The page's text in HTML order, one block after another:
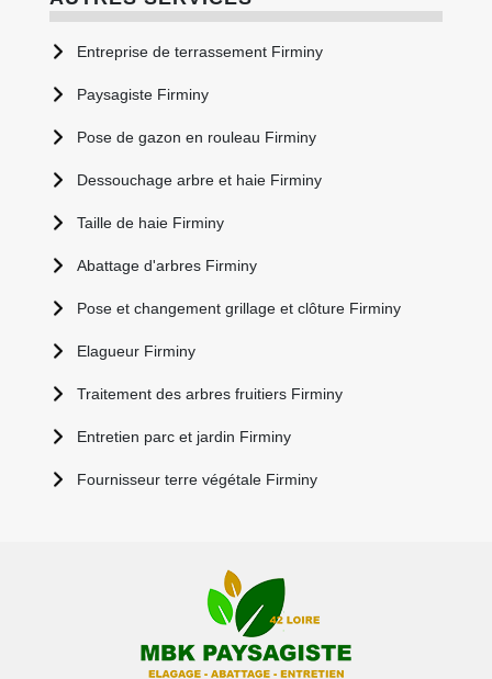
Entreprise de terrassement Firminy
Paysagiste Firminy
Pose de gazon en rouleau Firminy
Dessouchage arbre et haie Firminy
Taille de haie Firminy
Abattage d'arbres Firminy
Pose et changement grillage et clôture Firminy
Elagueur Firminy
Traitement des arbres fruitiers Firminy
Entretien parc et jardin Firminy
Fournisseur terre végétale Firminy